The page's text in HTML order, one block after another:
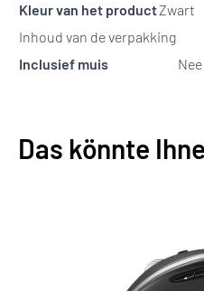
Kleur van het productZwart
Inhoud van de verpakking
Inclusief muis
Nee
Das könnte